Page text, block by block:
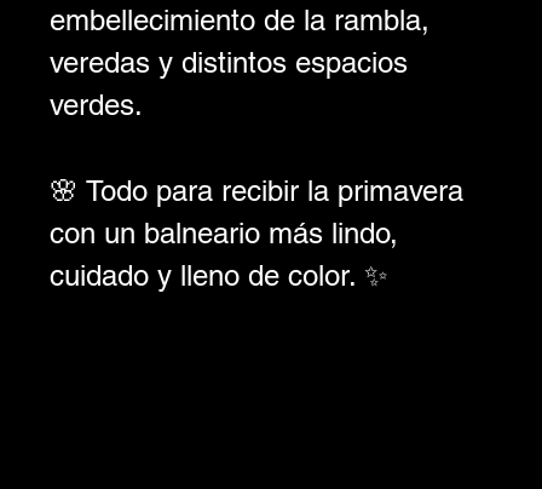
embellecimiento de la rambla,
veredas y distintos espacios
verdes.
🌸 Todo para recibir la primavera
con un balneario más lindo,
cuidado y lleno de color. ✨